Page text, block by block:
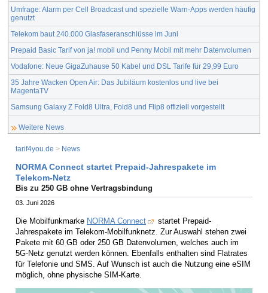
Umfrage: Alarm per Cell Broadcast und spezielle Warn-Apps werden häufig
genutzt
Telekom baut 240.000 Glasfaseranschlüsse im Juni
Prepaid Basic Tarif von ja! mobil und Penny Mobil mit mehr Datenvolumen
Vodafone: Neue GigaZuhause 50 Kabel und DSL Tarife für 29,99 Euro
35 Jahre Wacken Open Air: Das Jubiläum kostenlos und live bei
MagentaTV
Samsung Galaxy Z Fold8 Ultra, Fold8 und Flip8 offiziell vorgestellt
Weitere News
tarif4you.de > News
NORMA Connect startet Prepaid-Jahrespakete im
Telekom-Netz
Bis zu 250 GB ohne Vertragsbindung
03. Juni 2026
Die Mobilfunkmarke NORMA Connect
startet Prepaid-
Jahrespakete im Telekom-Mobilfunknetz. Zur Auswahl stehen zwei
Pakete mit 60 GB oder 250 GB Datenvolumen, welches auch im
5G-Netz genutzt werden können. Ebenfalls enthalten sind Flatrates
für Telefonie und SMS. Auf Wunsch ist auch die Nutzung eine eSIM
möglich, ohne physische SIM-Karte.